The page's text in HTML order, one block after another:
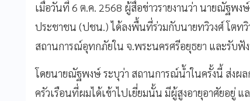
เมื่อวันที่ 6 ต.ค. 2568 ผู้สื่อข่าวรายงานว่า นายณัฐ
ประชาชน (ปชน.) ได้ลงพื้นที่ร่วมกับนายทวิวงศ์ โตท
สถานการณ์อุทกภัยใน จ.พระนครศรีอยุธยา และรับ
โดยนายณัฐพงษ์ ระบุว่า สถานการณ์น้ำในครั้งนี้ ส่ง
ครัวเรือนที่ผมได้เข้าไปเยี่ยมนั้น มีผู้สูงอายุอาศัยอยู่